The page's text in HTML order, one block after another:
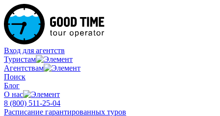
Вход для агентств
Туристам
Агентствам
Поиск
Блог
О нас
8 (800) 511-25-04
Расписание гарантированных туров